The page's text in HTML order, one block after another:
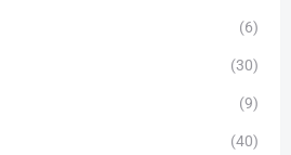
(6)
(30)
(9)
(40)